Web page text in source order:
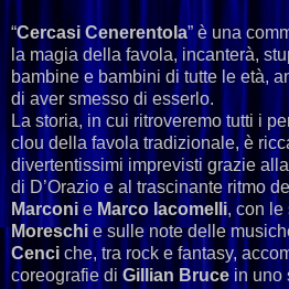
“Cercasi Cenerentola” è una
la magia della favola, incanterà,
bambine e bambini di tutte le età,
di aver smesso di esserlo.
La storia, in cui ritroveremo tutti i
clou della favola tradizionale, è
divertentissimi imprevisti grazie
di D’Orazio e al trascinante ritmo
Marconi e Marco Iacomelli, con le
Moreschie sulle note delle
Cenci che, tra rock e fantasy,
coreografie di Gillian Bruce in uno